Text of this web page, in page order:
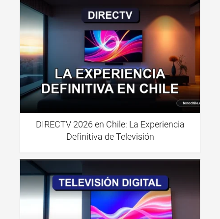
DIRECTV 2026 en Chile: La Experiencia
Definitiva de Televisión